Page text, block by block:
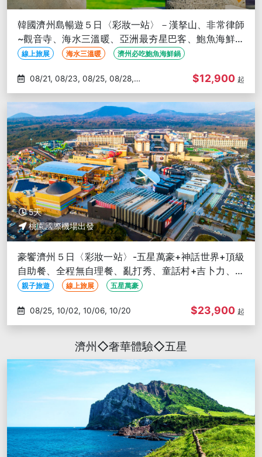
韓國濟州島暢遊５日〈彩妝一站〉－漢拏山、非常律師
~觀音寺、海水三溫暖、亞洲最夯星巴客、鮑魚海鮮美
食線上旅展 海水三溫暖 濟州必吃鮑魚海鮮鍋
08/30
$12,900 起
5天
桃園國際機場出發
豪饗濟州５日〈彩妝一站〉-五星萬豪+神話世界+頂級
自助餐、全程無自理餐、亂打秀、童話村+吉卜力、山
茶花之丘、森林小火車
親子旅遊 線上旅展 五星萬豪
08/25, 10/02, 10/06, 10/20 $23,900 起
濟州◇奢華體驗◇五星